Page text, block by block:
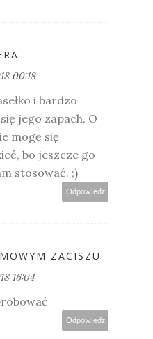
00:18
i bardzo
jego zapach. O
mogę się
bo jeszcze go
stosować. ;)
Odpowiedz
ZACISZU
16:04
Odpowiedz